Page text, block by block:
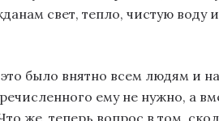
свет, тепло, чистую
было внятно всем людям и
ему не нужно, а